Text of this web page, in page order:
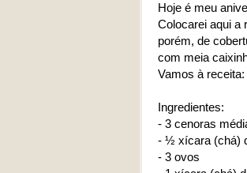
Hoje é meu
Colocarei aqui a
porém, de
com meia
Vamos à receita:
Ingredientes:
- 3 cenoras
- ½ xícara (chá)
- 3 ovos